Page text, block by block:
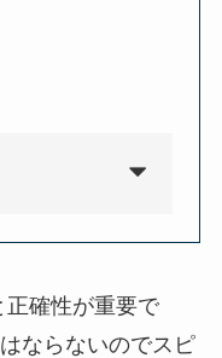
確性が重要で
ならないのでスピ